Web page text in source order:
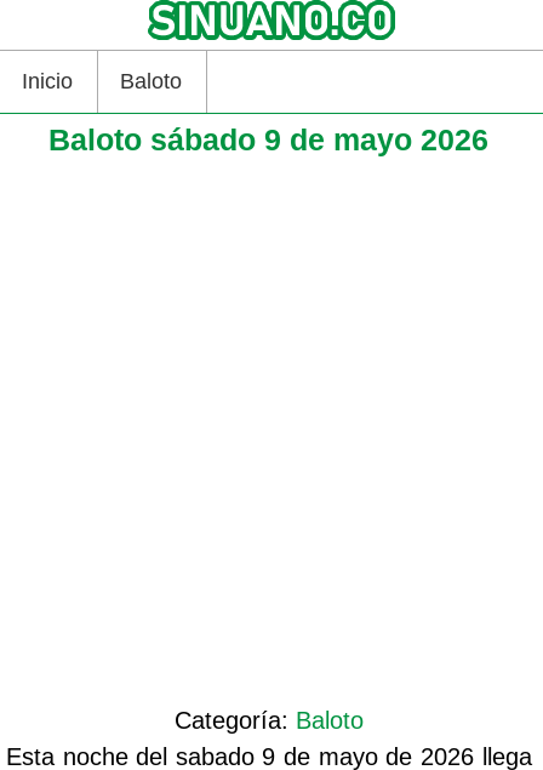
Inicio Baloto
Baloto sábado 9 de mayo 2026
Categoría: Baloto
Esta noche del sabado 9 de mayo de 2026 llega